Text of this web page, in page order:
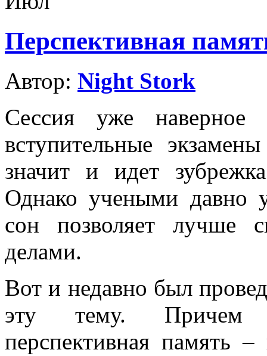
Перспективная
Автор: Night Stork
Сессия уже
вступительные
значит и идет
Однако учеными давно
сон позволяет лучше
делами.
Вот и недавно был
эту тему. Причем
перспективная память